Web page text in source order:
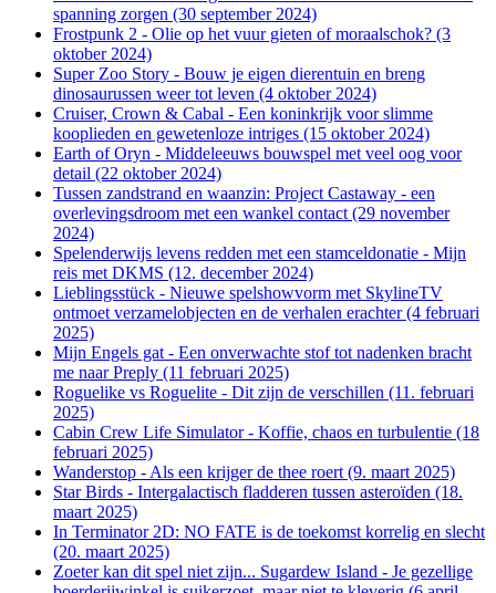
spanning zorgen (30 september 2024)
Frostpunk 2 - Olie op het vuur gieten of moraalschok? (3
oktober 2024)
Super Zoo Story - Bouw je eigen dierentuin en breng
dinosaurussen weer tot leven (4 oktober 2024)
Cruiser, Crown & Cabal - Een koninkrijk voor slimme
kooplieden en gewetenloze intriges (15 oktober 2024)
Earth of Oryn - Middeleeuws bouwspel met veel oog voor
detail (22 oktober 2024)
Tussen zandstrand en waanzin: Project Castaway - een
overlevingsdroom met een wankel contact (29 november
2024)
Spelenderwijs levens redden met een stamceldonatie - Mijn
reis met DKMS (12. december 2024)
Lieblingsstück - Nieuwe spelshowvorm met SkylineTV
ontmoet verzamelobjecten en de verhalen erachter (4 februari
2025)
Mijn Engels gat - Een onverwachte stof tot nadenken bracht
me naar Preply (11 februari 2025)
Roguelike vs Roguelite - Dit zijn de verschillen (11. februari
2025)
Cabin Crew Life Simulator - Koffie, chaos en turbulentie (18
februari 2025)
Wanderstop - Als een krijger de thee roert (9. maart 2025)
Star Birds - Intergalactisch fladderen tussen asteroïden (18.
maart 2025)
In Terminator 2D: NO FATE is de toekomst korrelig en slecht
(20. maart 2025)
Zoeter kan dit spel niet zijn... Sugardew Island - Je gezellige